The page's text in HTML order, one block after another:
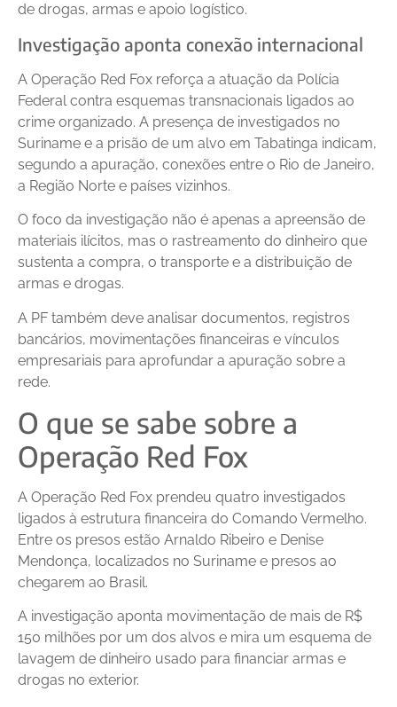
de drogas, armas e apoio logístico.
Investigação aponta conexão internacional
A Operação Red Fox reforça a atuação da Polícia
Federal contra esquemas transnacionais ligados ao
crime organizado. A presença de investigados no
Suriname e a prisão de um alvo em Tabatinga indicam,
segundo a apuração, conexões entre o Rio de Janeiro,
a Região Norte e países vizinhos.
O foco da investigação não é apenas a apreensão de
materiais ilícitos, mas o rastreamento do dinheiro que
sustenta a compra, o transporte e a distribuição de
armas e drogas.
A PF também deve analisar documentos, registros
bancários, movimentações financeiras e vínculos
empresariais para aprofundar a apuração sobre a
rede.
O que se sabe sobre a
Operação Red Fox
A Operação Red Fox prendeu quatro investigados
ligados à estrutura financeira do Comando Vermelho.
Entre os presos estão Arnaldo Ribeiro e Denise
Mendonça, localizados no Suriname e presos ao
chegarem ao Brasil.
A investigação aponta movimentação de mais de R$
150 milhões por um dos alvos e mira um esquema de
lavagem de dinheiro usado para financiar armas e
drogas no exterior.